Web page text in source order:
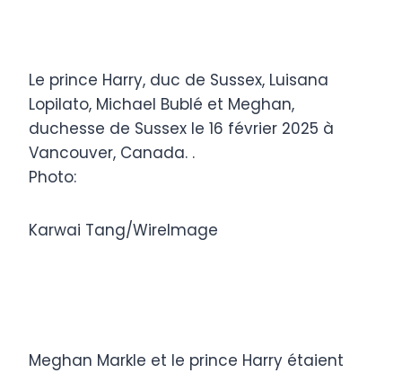
Le prince Harry, duc de Sussex, Luisana
Lopilato, Michael Bublé et Meghan,
duchesse de Sussex le 16 février 2025 à
Vancouver, Canada. .
Photo:
Karwai Tang/WireImage
Meghan Markle et le prince Harry étaient